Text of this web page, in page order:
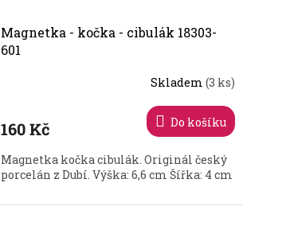
Magnetka - kočka - cibulák 18303-
601
Skladem(3 ks)
160 Kč Do košíku
Magnetka kočka cibulák. Originál český
porcelán z Dubí. Výška: 6,6 cm Šířka: 4 cm